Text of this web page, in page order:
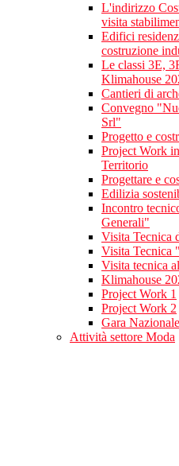
L'indirizzo
visita
Edifici
costruzione
Le classi 3E,
Klimahouse
Cantieri di
Convegno
Srl"
Progetto e
Project Work
Territorio
Progettare e
Edilizia
Incontro
Generali"
Visita Tecnica
Visita Tecnica
Visita tecnica
Klimahouse
Project Work 1
Project Work 2
Gara
Attività settore Moda